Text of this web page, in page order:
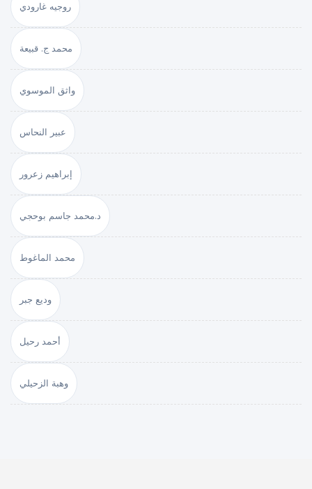
روجيه غارودي
محمد ج. قبيعة
واثق الموسوي
عبير النحاس
إبراهيم زعرور
د.محمد جاسم بوحجي
محمد الماغوط
وديع جبر
أحمد رحيل
وهبة الزحيلي